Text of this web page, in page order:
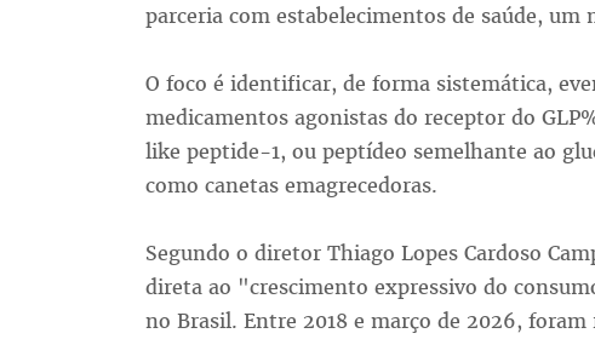
parceria com estabelecimentos de saúde,
O foco é identificar, de forma sistemática,
medicamentos agonistas do receptor do
like peptide-1, ou peptídeo semelhante ao
como canetas emagrecedoras.
Segundo o diretor Thiago Lopes Cardoso
direta ao "crescimento expressivo do
no Brasil. Entre 2018 e março de 2026,